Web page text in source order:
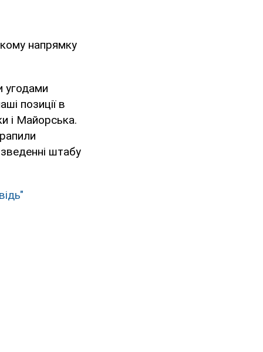
напрямку
угодами
позиції в
і Майорська.
штабу